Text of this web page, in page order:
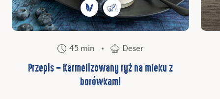
45 min Deser
Przepis – Karmelizowany ryż na mleku z
borówkami